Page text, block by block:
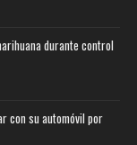
durante control
con su automóvil por